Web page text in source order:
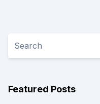
Featured Posts